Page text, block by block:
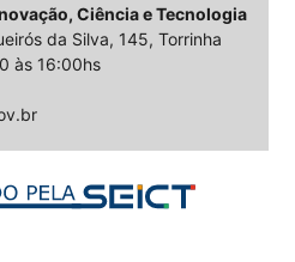
Ciência e Tecnologia
da Silva, 145, Torrinha
às 16:00hs